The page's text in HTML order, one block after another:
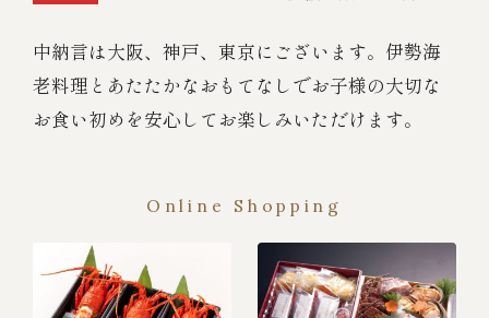
中納言は大阪、神戸、東京にございます。伊勢海
老料理とあたたかなおもてなしでお子様の大切な
お食い初めを安心してお楽しみいただけます。
Online Shopping